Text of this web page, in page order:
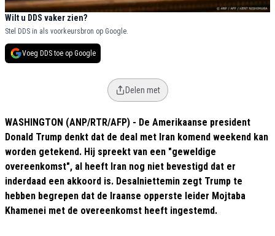
Wilt u DDS vaker zien?
Stel DDS in als voorkeursbron op Google.
Voeg DDS toe op Google
Delen met
WASHINGTON (ANP/RTR/AFP) - De Amerikaanse president
Donald Trump denkt dat de deal met Iran komend weekend kan
worden getekend. Hij spreekt van een "geweldige
overeenkomst", al heeft Iran nog niet bevestigd dat er
inderdaad een akkoord is. Desalniettemin zegt Trump te
hebben begrepen dat de Iraanse opperste leider Mojtaba
Khamenei met de overeenkomst heeft ingestemd.